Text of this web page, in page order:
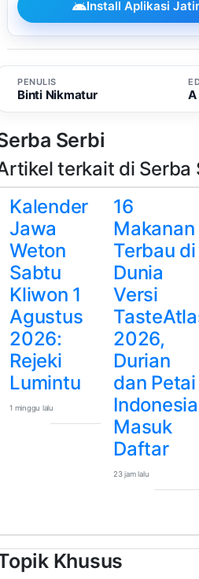
Install Aplikasi
PENULIS
Binti Nikmatur A
Serbi
terkait di Serba
Kalender
Jawa
Weton
Sabtu
Kliwon 1
Agustus
2026:
Rejeki
Lumintu
1 minggu lalu
16
Makanan
Terbau di
Dunia
Versi
2026,
Durian
dan Petai
Indonesia
Masuk
Daftar
23 jam lalu
Khusus